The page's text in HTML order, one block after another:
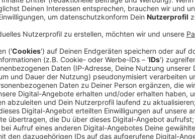
Die Gesundheitsminister aller 16 Bundesländer
Lauterbach zusammengetan um schlussendlich
April enden die allermeisten Corona-Regelungen
Bruchteil, die sogenannten
Bundesländer einsetzen können, haben wir euch
Möglich ist die Maskenpflicht weiterhin
Maskenpflicht im öffentlichen
Testpflicht an Schulen ist laut